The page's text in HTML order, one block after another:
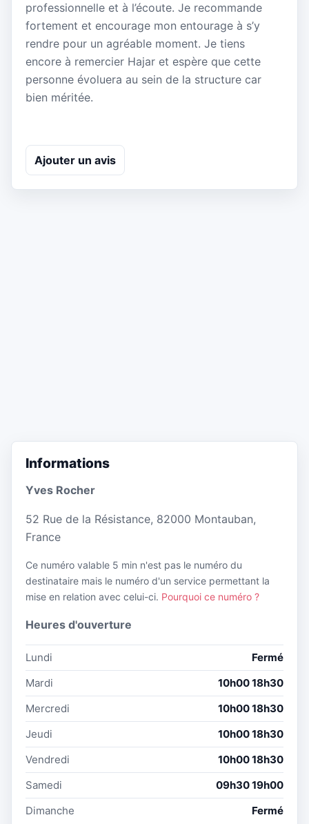
professionnelle et à l’écoute. Je recommande
fortement et encourage mon entourage à s’y
rendre pour un agréable moment. Je tiens
encore à remercier Hajar et espère que cette
personne évoluera au sein de la structure car
bien méritée.
Ajouter un avis
Informations
Yves Rocher
52 Rue de la Résistance, 82000 Montauban,
France
Ce numéro valable 5 min n'est pas le numéro du
destinataire mais le numéro d'un service permettant la
mise en relation avec celui-ci. Pourquoi ce numéro ?
Heures d'ouverture
Lundi
Fermé
Mardi
10h00 18h30
Mercredi
10h00 18h30
Jeudi
10h00 18h30
Vendredi
10h00 18h30
Samedi
09h30 19h00
Dimanche
Fermé